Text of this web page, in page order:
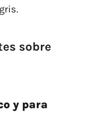
sobre
y para